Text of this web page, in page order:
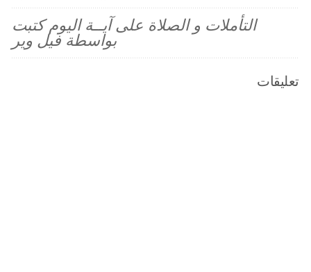
التأملات و الصلاة على آيــة اليوم كتبت
بواسطة فيل وير
تعليقات